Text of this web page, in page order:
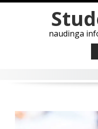
naudinga